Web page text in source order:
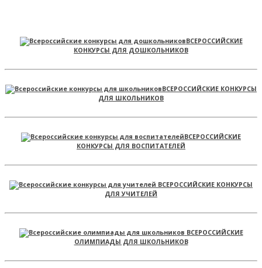
ВСЕРОССИЙСКИЕ
КОНКУРСЫ ДЛЯ ДОШКОЛЬНИКОВ
ВСЕРОССИЙСКИЕ КОНКУРСЫ
ДЛЯ ШКОЛЬНИКОВ
ВСЕРОССИЙСКИЕ
КОНКУРСЫ ДЛЯ ВОСПИТАТЕЛЕЙ
ВСЕРОССИЙСКИЕ КОНКУРСЫ
ДЛЯ УЧИТЕЛЕЙ
ВСЕРОССИЙСКИЕ
ОЛИМПИАДЫ ДЛЯ ШКОЛЬНИКОВ